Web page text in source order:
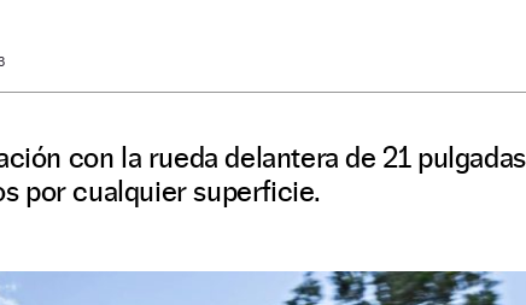
con la rueda delantera de 21
por cualquier superficie.